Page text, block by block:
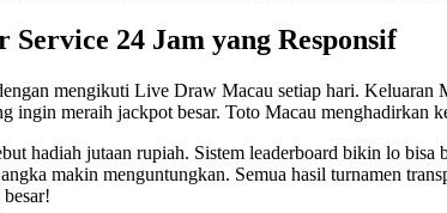
Service 24 Jam yang Responsif
mengikuti Live Draw Macau setiap hari. Keluaran
ingin meraih jackpot besar. Toto Macau menghadirkan
hadiah jutaan rupiah. Sistem leaderboard bikin lo
makin menguntungkan. Semua hasil turnamen